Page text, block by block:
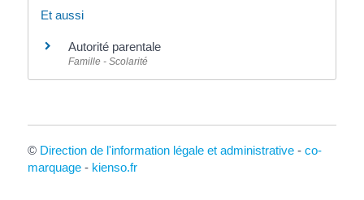
Et aussi
Autorité parentale
Famille - Scolarité
© Direction de l'information légale et administrative- co-
marquage- kienso.fr